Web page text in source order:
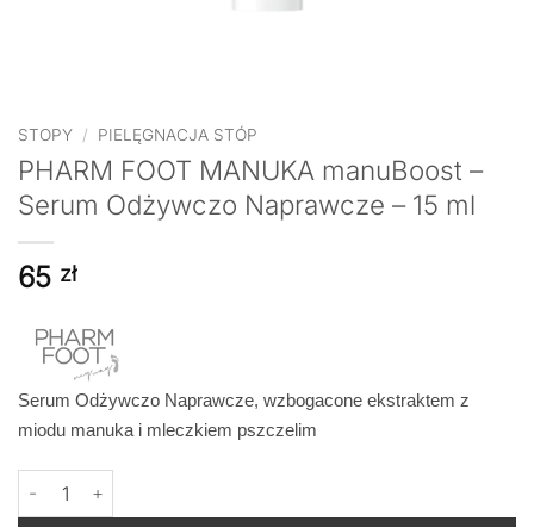
STOPY / PIELĘGNACJA STÓP
PHARM FOOT MANUKA manuBoost –
Serum Odżywczo Naprawcze – 15 ml
65 zł
Serum Odżywczo Naprawcze, wzbogacone ekstraktem z
miodu manuka i mleczkiem pszczelim
ilość PHARM FOOT MANUKA manuBoost - Serum Odżywczo